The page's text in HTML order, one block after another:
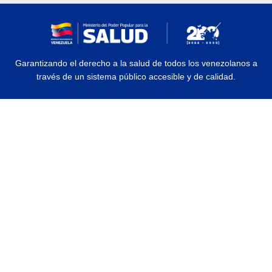
Garantizando el derecho a la salud de todos los venezolanos a
través de un sistema público accesible y de calidad.